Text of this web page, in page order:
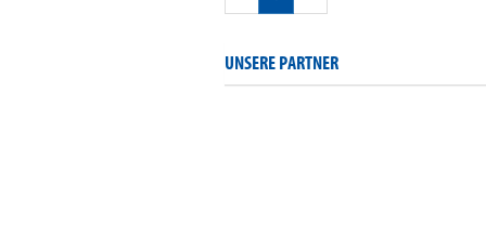
UNSERE PARTNER